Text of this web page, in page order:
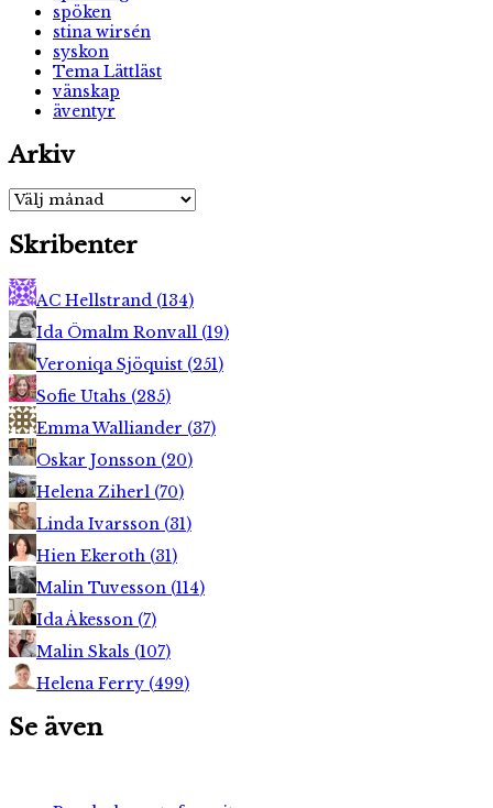
spöken
stina wirsén
syskon
Tema Lättläst
vänskap
äventyr
Arkiv
Arkiv
Skribenter
AC Hellstrand (134)
Ida Ömalm Ronvall (19)
Veroniqa Sjöquist (251)
Sofie Utahs (285)
Emma Walliander (37)
Oskar Jonsson (20)
Helena Ziherl (70)
Linda Ivarsson (31)
Hien Ekeroth (31)
Malin Tuvesson (114)
Ida Åkesson (7)
Malin Skals (107)
Helena Ferry (499)
Se även